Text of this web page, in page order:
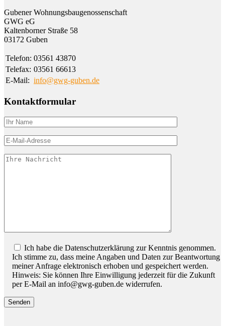
Gubener Wohnungs­bau­genossen­schaft
GWG eG
Kalten­borner Straße 58
03172 Guben
Telefon: 03561 43870
Telefax: 03561 66613
E-Mail: info@gwg-guben.de
Kontaktformular
Bitte lassen Sie dieses Feld leer.
Ich habe die Datenschutzerklärung zur Kenntnis genommen.
Ich stimme zu, dass meine Angaben und Daten zur Beantwortung
meiner Anfrage elektronisch erhoben und gespeichert werden.
Hinweis: Sie können Ihre Einwilligung jederzeit für die Zukunft
per E-Mail an info@gwg-guben.de widerrufen.